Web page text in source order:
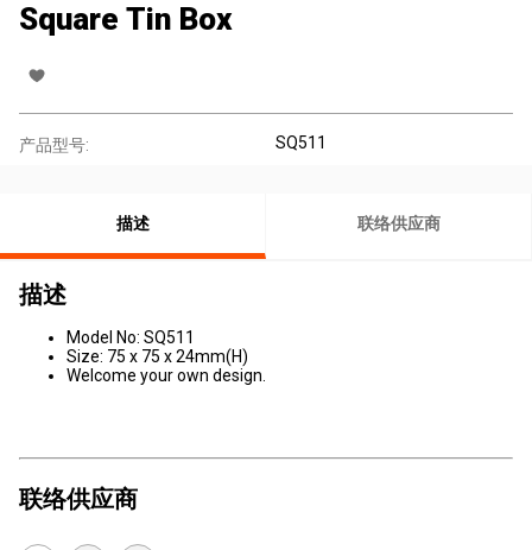
Square Tin Box
产品型号: SQ511
描述 联络供应商
描述
Model No: SQ511
Size: 75 x 75 x 24mm(H)
Welcome your own design.
联络供应商